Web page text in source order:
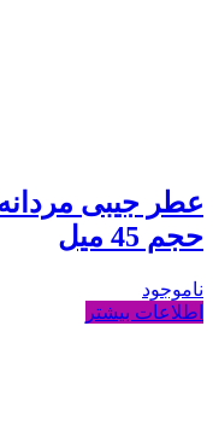
حجم 45 میل
ناموجود
اطلاعات بیشتر